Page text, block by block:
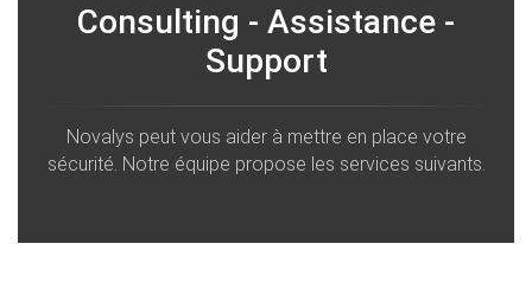
Consulting - Assistance -
Support
Novalys peut vous aider à mettre en place votre
sécurité. Notre équipe propose les services suivants.